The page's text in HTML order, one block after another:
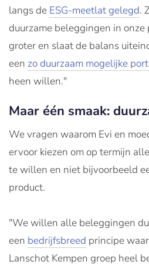
langs de ESG-meetlat gelegd.
duurzame beleggingen in
groter en slaat de balans
een zo duurzaam mogelijke
heen willen."
Maar één smaak:
We vragen waarom Evi en
ervoor kiezen om op termijn
te willen en niet bijvoorbeeld
product.
"We willen alle beleggingen
een bedrijfsbreed principe
Lanschot Kempen groep heel